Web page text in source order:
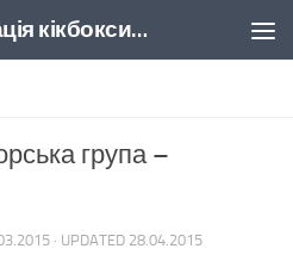
Національна федерація кікбоксингу України
група –
· UPDATED 28.04.2015